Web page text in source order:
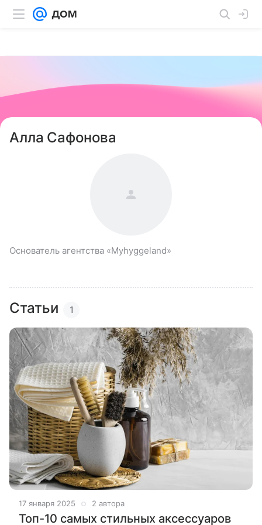
Алла Сафонова
Основатель агентства «Myhyggeland»
Статьи 1
17 января 2025 2 автора
Топ-10 самых стильных аксессуаров